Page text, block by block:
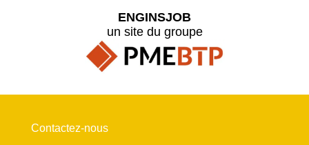
ENGINSJOB
un site du groupe
Contactez-nous